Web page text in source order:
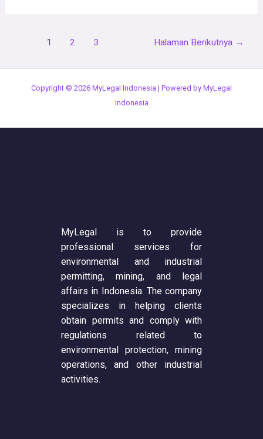
1 2 3 Halaman Berikutnya →
Copyright © 2026 MyLegal Indonesia | Powered by MyLegal
Indonesia
MyLegal is to provide
professional services for
environmental and industrial
permitting, mining, and legal
affairs in Indonesia. The company
specializes in helping clients
obtain permits and comply with
regulations related to
environmental protection, mining
operations, and other industrial
activities.